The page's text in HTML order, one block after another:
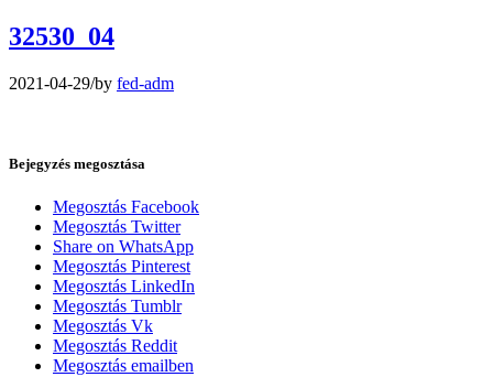
32530_04
2021-04-29/by fed-adm
Bejegyzés megosztása
Megosztás Facebook
Megosztás Twitter
Share on WhatsApp
Megosztás Pinterest
Megosztás LinkedIn
Megosztás Tumblr
Megosztás Vk
Megosztás Reddit
Megosztás emailben